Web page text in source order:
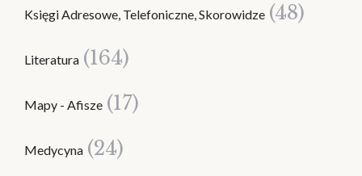
Księgi Adresowe, Telefoniczne, Skorowidze (48)
Literatura (164)
Mapy - Afisze (17)
Medycyna (24)